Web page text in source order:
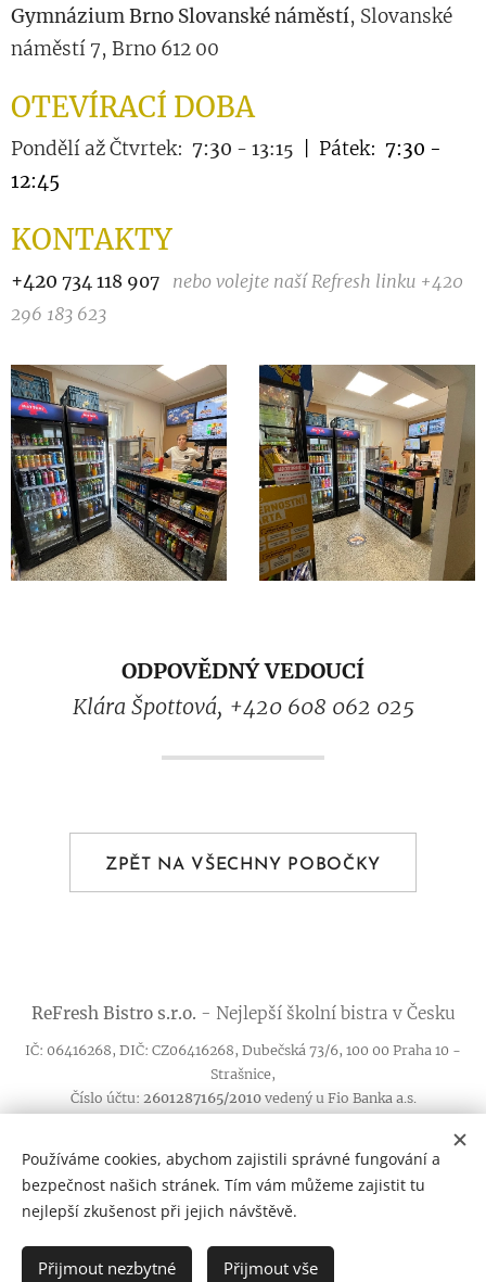
Gymnázium Brno Slovanské náměstí, Slovanské
náměstí 7, Brno 612 00
OTEVÍRACÍ DOBA
Pondělí až Čtvrtek: 7:30 - 13:15 | Pátek: 7:30 -
12:45
KONTAKTY
+420 734 118 907
nebo volejte naší Refresh linku +420
296 183 623
ODPOVĚDNÝ VEDOUCÍ
Klára Špottová, +420 608 062 025
ZPĚT NA VŠECHNY POBOČKY
ReFresh Bistros.r.o. - Nejlepší školní bistra v Česku
IČ: 06416268, DIČ: CZ06416268, Dubečská 73/6, 100 00 Praha 10 -
Strašnice,
Číslo účtu: 2601287165/2010 vedený u Fio Banka a.s.
Pravidla ochrany osobních
údajů
Reklamace služeb/ Novinky/Franšíza
Cookies
Používáme cookies, abychom zajistili správné fungování a
bezpečnost našich stránek. Tím vám můžeme zajistit tu
nejlepší zkušenost při jejich návštěvě.
Přijmout nezbytné Přijmout vše